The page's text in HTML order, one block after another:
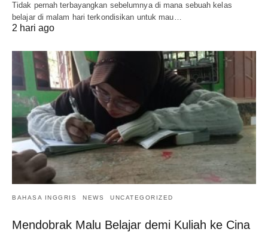
Tidak pernah terbayangkan sebelumnya di mana sebuah kelas
belajar di malam hari terkondisikan untuk mau…
2 hari ago
BAHASA INGGRIS NEWS UNCATEGORIZED
Mendobrak Malu Belajar demi Kuliah ke Cina